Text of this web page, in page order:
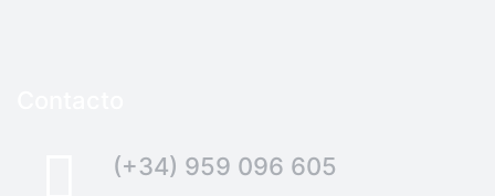
(+34) 959 096 605